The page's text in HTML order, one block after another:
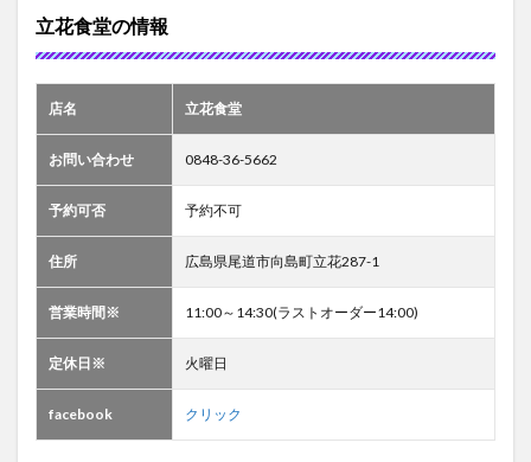
立花食堂の情報
店名 立花食堂
お問い合わせ 0848-36-5662
予約可否 予約不可
住所 広島県尾道市向島町立花287-1
営業時間※ 11:00～14:30(ラストオーダー14:00)
定休日※ 火曜日
facebook クリック